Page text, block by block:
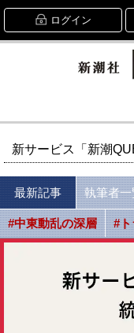
ログイン
新サービス「新潮
最新記事 執筆者一
#中東動乱の深層 #